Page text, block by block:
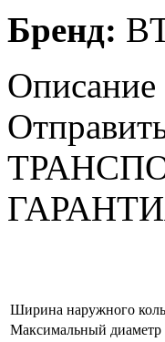
Бренд:
Описание
Ширина наружного
Максимальный диаметр